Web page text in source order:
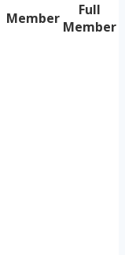
Member
Full
Member